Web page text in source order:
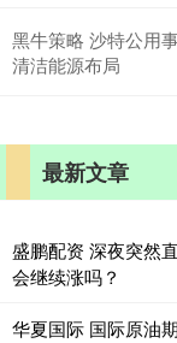
黑牛策略 沙特公用
清洁能源布局
最新文章
盛鹏配资 深夜突然
会继续涨吗？
华夏国际 国际原油